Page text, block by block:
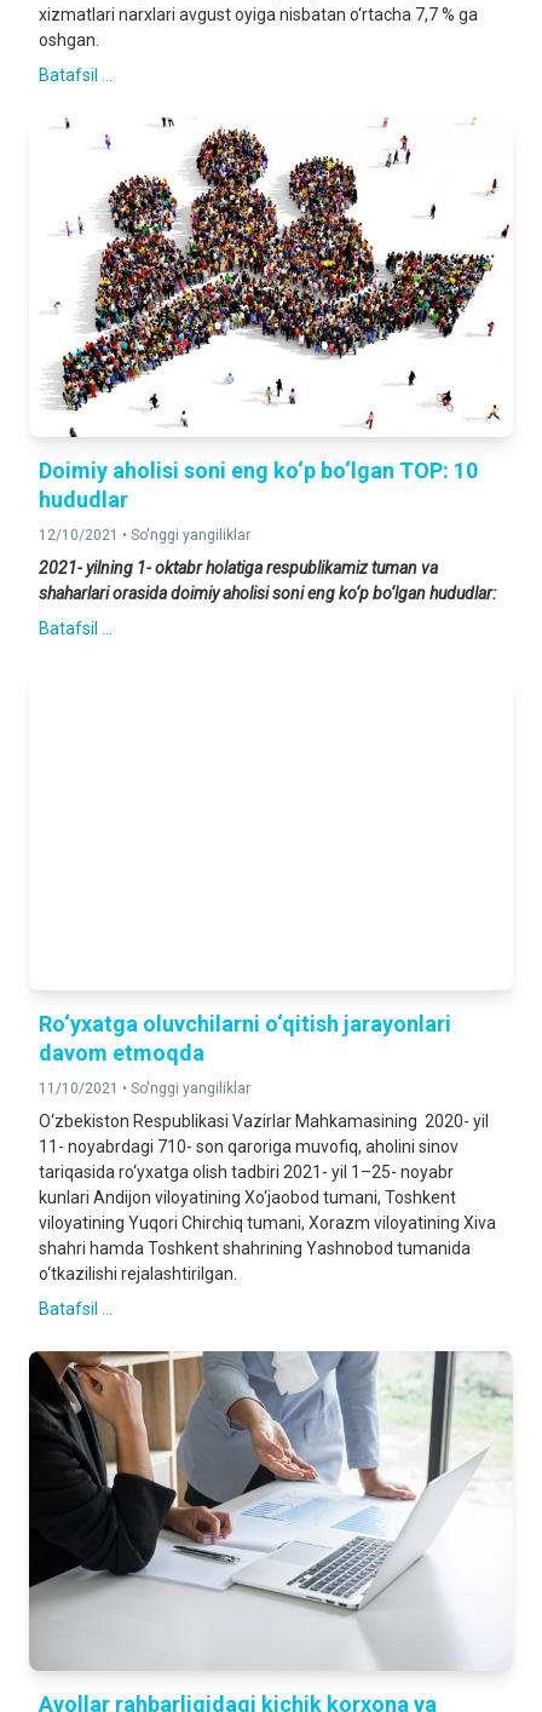
xizmatlari narxlari avgust oyiga nisbatan o‘rtacha 7,7 % ga
oshgan.
Batafsil ...
Doimiy aholisi soni eng ko‘p bo‘lgan TOP: 10
hududlar
12/10/2021 • So'nggi yangiliklar
2021- yilning 1- oktabr holatiga respublikamiz tuman va
shaharlari orasida doimiy aholisi soni eng ko‘p bo‘lgan hududlar:
Batafsil ...
Ro‘yxatga oluvchilarni o‘qitish jarayonlari
davom etmoqda
11/10/2021 • So'nggi yangiliklar
O‘zbekiston Respublikasi Vazirlar Mahkamasining 2020- yil
11- noyabrdagi 710- son qaroriga muvofiq, aholini sinov
tariqasida ro‘yxatga olish tadbiri 2021- yil 1–25- noyabr
kunlari Andijon viloyatining Xo‘jaobod tumani, Toshkent
viloyatining Yuqori Chirchiq tumani, Xorazm viloyatining Xiva
shahri hamda Toshkent shahrining Yashnobod tumanida
o‘tkazilishi rejalashtirilgan.
Batafsil ...
Ayollar rahbarligidagi kichik korxona va